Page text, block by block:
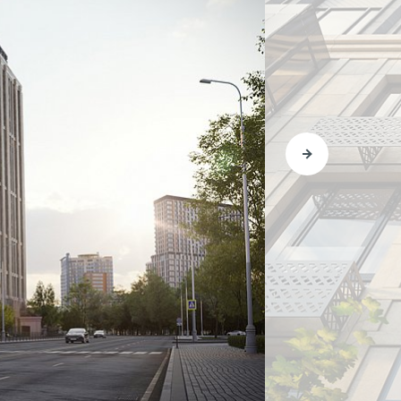
О КОМПАНИИ
БЕСТ-Новострой
Награды
Пресс-центр
Блог
в